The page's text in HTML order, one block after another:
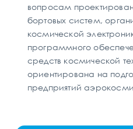
вопросам
бортовых систем,
космической
программного
средств космической
ориентирована на
предприятий